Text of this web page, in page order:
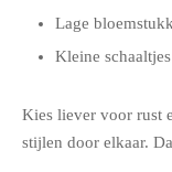
Lage
Kleine
Kies liever voor rust
stijlen door elkaar.